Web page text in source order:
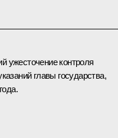
ужесточение контроля
главы государства,